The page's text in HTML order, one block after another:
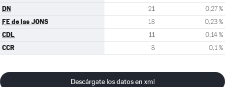
DN 21 0,27 %
FE de las JONS 18 0,23 %
CDL 11 0,14 %
CCR 8 0,1 %
Descárgate los datos en xml